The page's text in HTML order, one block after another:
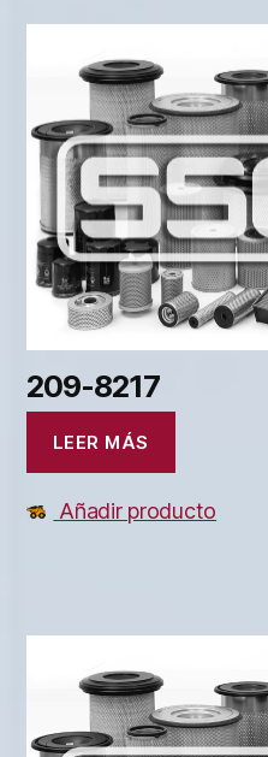
209-8217
LEER MÁS
Añadir producto